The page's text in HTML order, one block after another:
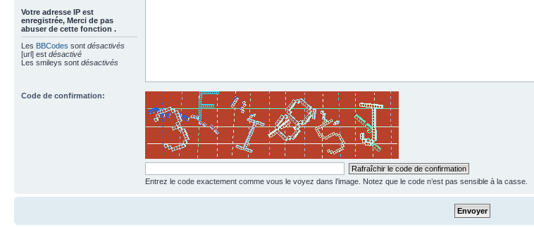
Votre adresse ΙΡ est
enregistrée, Merci de pas
abuser de cette fonction .
Les BBCodes sont désactivés
[url] est désactivé
Les smileys sont désactivés
Code de confirmation:
Entrez le code exactement comme vous le voyez dans l’image. Notez que le code n’est pas sensible à la casse.